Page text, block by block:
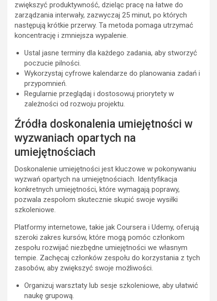
zwiększyć produktywność, dzieląc pracę na łatwe do
zarządzania interwały, zazwyczaj 25 minut, po których
następują krótkie przerwy. Ta metoda pomaga utrzymać
koncentrację i zmniejsza wypalenie.
Ustal jasne terminy dla każdego zadania, aby stworzyć
poczucie pilności.
Wykorzystaj cyfrowe kalendarze do planowania zadań i
przypomnień.
Regularnie przeglądaj i dostosowuj priorytety w
zależności od rozwoju projektu.
Źródła doskonalenia umiejętności w
wyzwaniach opartych na
umiejętnościach
Doskonalenie umiejętności jest kluczowe w pokonywaniu
wyzwań opartych na umiejętnościach. Identyfikacja
konkretnych umiejętności, które wymagają poprawy,
pozwala zespołom skutecznie skupić swoje wysiłki
szkoleniowe.
Platformy internetowe, takie jak Coursera i Udemy, oferują
szeroki zakres kursów, które mogą pomóc członkom
zespołu rozwijać niezbędne umiejętności we własnym
tempie. Zachęcaj członków zespołu do korzystania z tych
zasobów, aby zwiększyć swoje możliwości.
Organizuj warsztaty lub sesje szkoleniowe, aby ułatwić
naukę grupową.